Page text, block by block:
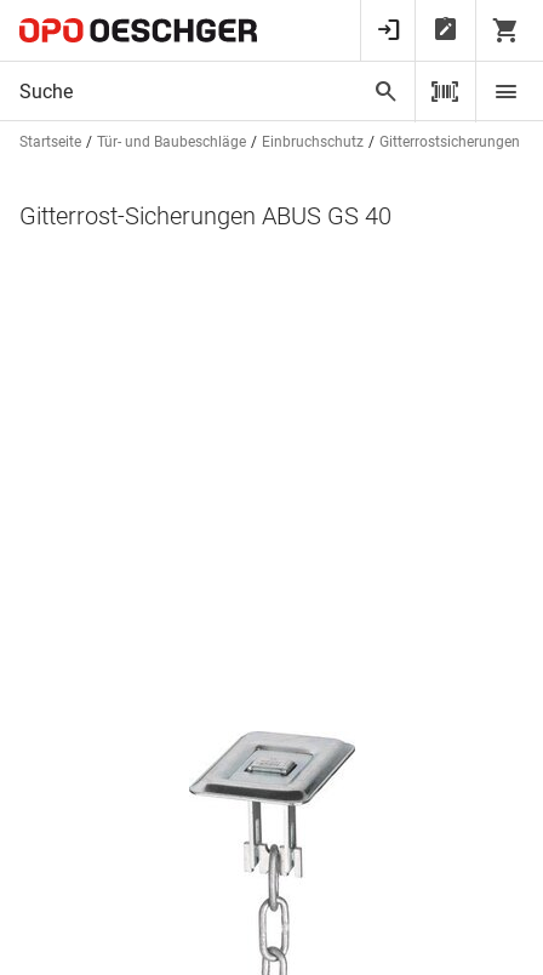
Startseite Tür- und Baubeschläge Einbruchschutz Gitterrostsicherungen
Gitterrost-Sicherungen ABUS GS 40